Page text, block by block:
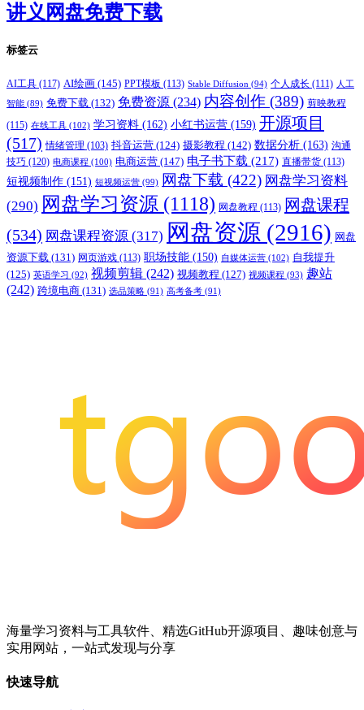
讲义网盘免费下载
标签云
AI工具 (117) AI绘画 (145) PPT模板 (113) Stable Diffusion (94) 个人成长 (111) 人工
智能 (89) 免费下载 (132) 免费资源 (234) 内容创作 (389) 剪映教程
(115) 在线工具 (102) 学习资料 (162) 小红书运营 (159) 开源项目
(517) 情绪管理 (103) 抖音运营 (124) 摄影教程 (142) 数据分析 (163) 沟通
技巧 (120) 电商课程 (100) 电商运营 (147) 电子书下载 (217) 直播带货 (113)
短视频制作 (151) 短视频运营 (99) 网盘下载 (422) 网盘学习资料
(290) 网盘学习资源 (1118) 网盘教程 (113) 网盘课程
(534) 网盘课程资源 (317) 网盘资源 (2916) 网盘
资源下载 (131) 网页游戏 (113) 职场技能 (150) 自媒体运营 (102) 自我提升
(125) 英语学习 (92) 视频剪辑 (242) 视频教程 (127) 视频课程 (93) 趣站
(242) 跨境电商 (131) 选品策略 (91) 高考备考 (91)
海量学习资料与工具软件、精选GitHub开源项目、趣味创意与
实用网站，一站式发现与分享
快速导航